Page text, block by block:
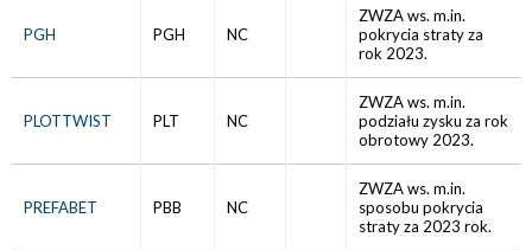
PGH PGH NC
ZWZA ws. m.in.
pokrycia straty za
rok 2023.
PLOTTWIST PLT NC
ZWZA ws. m.in.
podziału zysku za rok
obrotowy 2023.
PREFABET PBB NC
ZWZA ws. m.in.
sposobu pokrycia
straty za 2023 rok.